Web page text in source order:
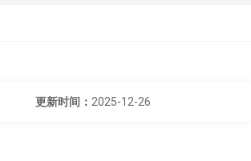
更新时间： 2025-12-26